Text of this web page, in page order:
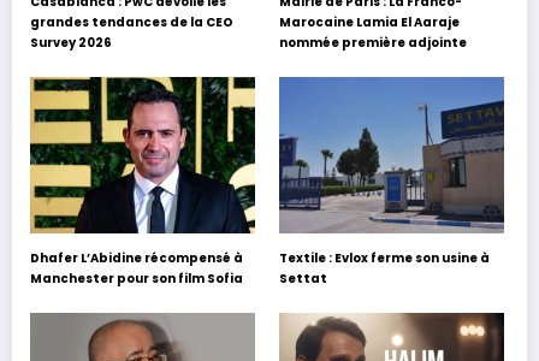
grandes tendances de la CEO
Survey 2026
Marocaine Lamia El Aaraje
nommée première adjointe
Dhafer L’Abidine récompensé à
Manchester pour son film Sofia
Textile : Evlox ferme son usine à
Settat